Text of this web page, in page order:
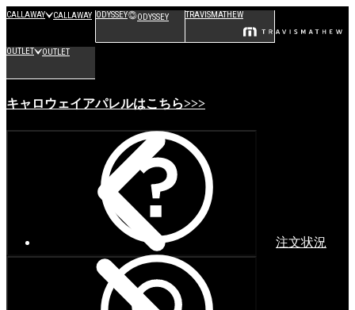
CALLAWAY CALLAWAY ODYSSEY ODYSSEY TRAVISMATHEW
OUTLET OUTLET
キャロウェイアパレルはこちら>>>
注文状況